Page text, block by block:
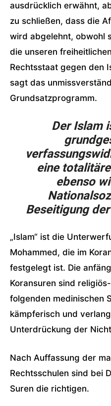
ausdrücklich erwähnt,
zu schließen, dass die
wird abgelehnt, obwohl
die unseren
Rechtsstaat gegen den
sagt das
Grundsatzprogramm.
Der Islam
eine
ebenso
Beseitigung
„Islam“ ist die
Mohammed, die im
festgelegt ist. Die
Koransuren sind
folgenden medinischen
kämpferisch und
Unterdrückung der
Nach Auffassung der
Rechtsschulen sind bei
Suren die richtigen.